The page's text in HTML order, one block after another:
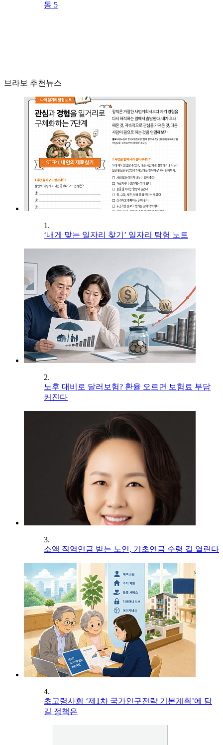
동 5
브라보 추천뉴스
1.
‘내게 맞는 일자리 찾기’ 일자리 탐험 노트
2.
노후 대비로 달러보험? 환율 오르면 보험료 부담
커진다
3.
소액 직역연금 받는 노인, 기초연금 수령 길 열린다
4.
초고령사회 ‘제1차 국가인구전략 기본계획’에 담
길 정책은